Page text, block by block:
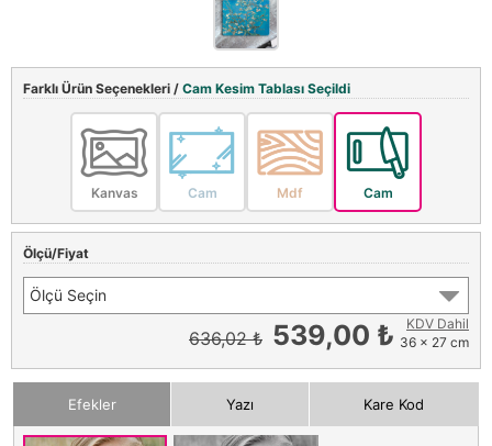
Farklı Ürün Seçenekleri / Cam Kesim Tablası Seçildi
Kanvas Cam Mdf Cam
Ölçü/Fiyat
Ölçü Seçin
636,02 ₺ 539,00 ₺
KDV Dahil
36 x 27 cm
Efekler Yazı Kare Kod